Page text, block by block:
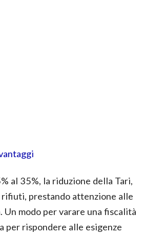
al 35%, la riduzione della Tari,
prestando attenzione alle
modo per varare una fiscalità
per rispondere alle esigenze